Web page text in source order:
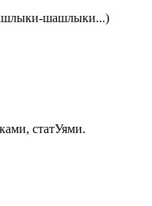
шашлыки...)
статУями.